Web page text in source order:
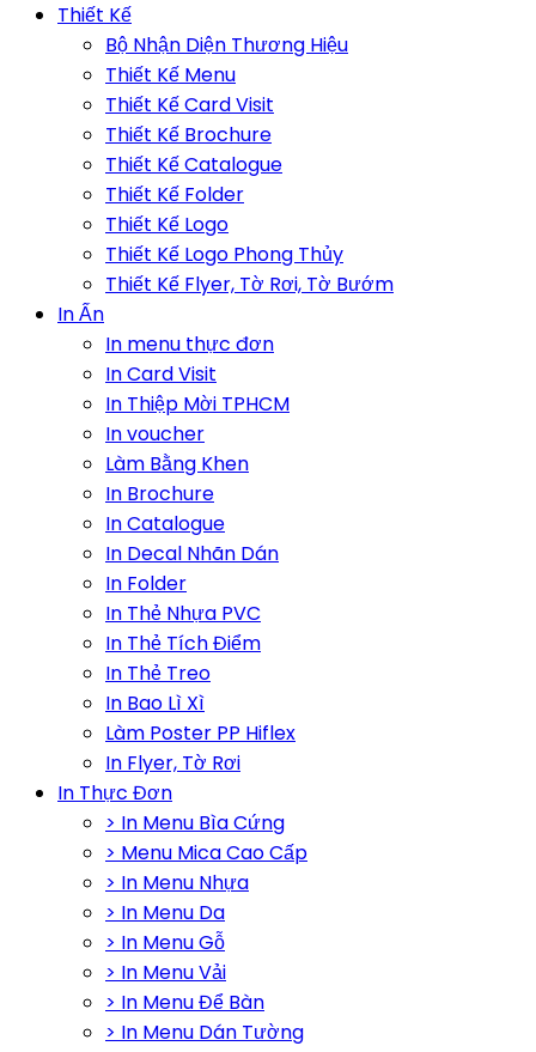
Thiết Kế
Bộ Nhận Diện Thương Hiệu
Thiết Kế Menu
Thiết Kế Card Visit
Thiết Kế Brochure
Thiết Kế Catalogue
Thiết Kế Folder
Thiết Kế Logo
Thiết Kế Logo Phong Thủy
Thiết Kế Flyer, Tờ Rơi, Tờ Bướm
In Ấn
In menu thực đơn
In Card Visit
In Thiệp Mời TPHCM
In voucher
Làm Bằng Khen
In Brochure
In Catalogue
In Decal Nhãn Dán
In Folder
In Thẻ Nhựa PVC
In Thẻ Tích Điểm
In Thẻ Treo
In Bao Lì Xì
Làm Poster PP Hiflex
In Flyer, Tờ Rơi
In Thực Đơn
> In Menu Bìa Cứng
> Menu Mica Cao Cấp
> In Menu Nhựa
> In Menu Da
> In Menu Gỗ
> In Menu Vải
> In Menu Để Bàn
> In Menu Dán Tường